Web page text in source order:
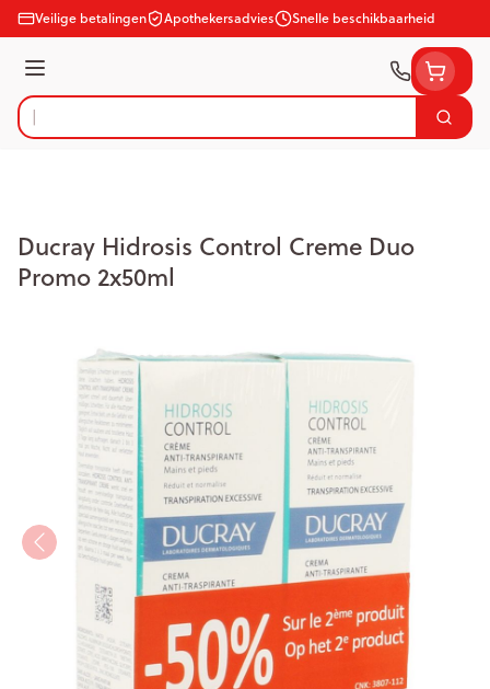
Ga naar de inhoud
Veilige betalingen Apothekersadvies Snelle beschikbaarheid
Menu
Product, merk, categorie...
Zoek
Ducray Hidrosis Control Creme Duo
Promo 2x50ml